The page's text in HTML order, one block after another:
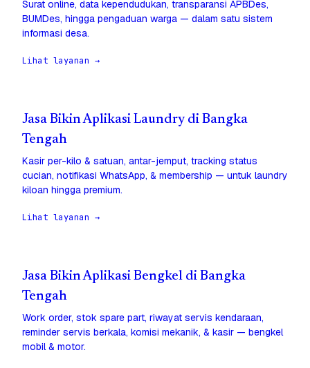
Surat online, data kependudukan, transparansi APBDes,
BUMDes, hingga pengaduan warga — dalam satu sistem
informasi desa.
Lihat layanan →
Jasa Bikin Aplikasi Laundry di Bangka
Tengah
Kasir per-kilo & satuan, antar-jemput, tracking status
cucian, notifikasi WhatsApp, & membership — untuk laundry
kiloan hingga premium.
Lihat layanan →
Jasa Bikin Aplikasi Bengkel di Bangka
Tengah
Work order, stok spare part, riwayat servis kendaraan,
reminder servis berkala, komisi mekanik, & kasir — bengkel
mobil & motor.